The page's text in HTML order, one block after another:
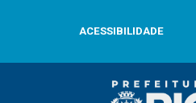
ACESSIBILIDADE